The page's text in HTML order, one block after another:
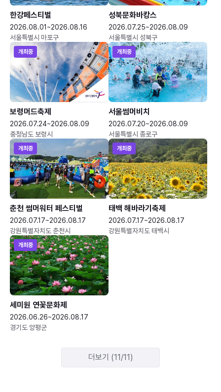
한강페스티벌
2026.08.01~2026.08.16
서울특별시 마포구
성북문화바캉스
2026.07.25~2026.08.09
서울특별시 성북구
개최중
보령머드축제
2026.07.24~2026.08.09
충청남도 보령시
개최중
서울썸머비치
2026.07.20~2026.08.09
서울특별시 종로구
개최중
춘천 썸머워터 페스티벌
2026.07.17~2026.08.17
강원특별자치도 춘천시
개최중
태백 해바라기축제
2026.07.17~2026.08.17
강원특별자치도 태백시
개최중
세미원 연꽃문화제
2026.06.26~2026.08.17
경기도 양평군
더보기 (11/11)